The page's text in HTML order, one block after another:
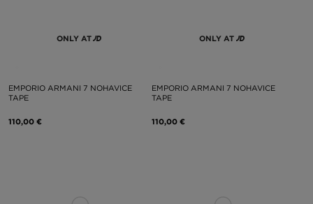
ONLY AT
EMPORIO ARMANI 7 NOHAVICE
TAPE
110,00 €
ONLY AT
EMPORIO ARMANI 7 NOHAVICE
TAPE
110,00 €